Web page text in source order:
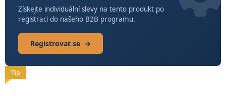
Tip
Získejte individuální slevy na tento produkt po
registraci do našeho B2B programu.
Registrovat se →